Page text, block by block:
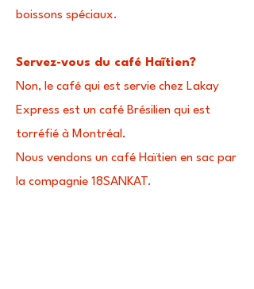
boissons spéciaux.
Servez-vous du café Haĩtien?
Non, le café qui est servie chez Lakay
Express est un café Brésilien qui est
torréfié à Montréal.
Nous vendons un café Haïtien en sac par
la compagnie 18SANKAT.